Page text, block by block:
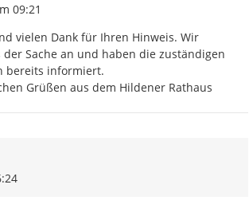
Erstellens
09:21
vielen Dank für Ihren Hinweis. Wir
Sache an und haben die zuständigen
bereits informiert.
Grüßen aus dem Hildener Rathaus
Zur Äußerung